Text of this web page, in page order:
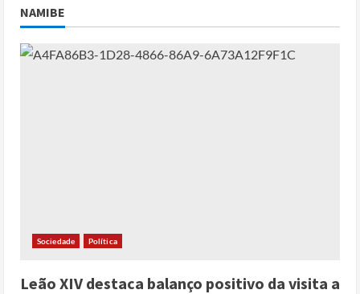
NAMIBE
Sociedade Política
Leão XIV destaca balanço positivo da visita a